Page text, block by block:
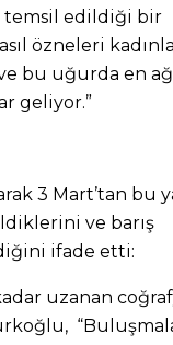
temsil edildiği bir
özneleri
bu uğurda en
geliyor.”
3 Mart’tan bu
ve barış
ifade etti:
uzanan